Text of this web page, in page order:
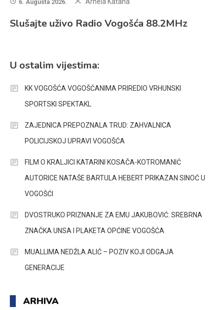
6. Augusta 2026. Arnela Katana
Slušajte uživo Radio Vogošća 88.2MHz
U ostalim vijestima:
KK VOGOŠĆA VOGOŠĆANIMA PRIREDIO VRHUNSKI
SPORTSKI SPEKTAKL
ZAJEDNICA PREPOZNALA TRUD: ZAHVALNICA
POLICIJSKOJ UPRAVI VOGOŠĆA
FILM O KRALJICI KATARINI KOSAČA-KOTROMANIĆ
AUTORICE NATAŠE BARTULA HEBERT PRIKAZAN SINOĆ U
VOGOŠĆI
DVOSTRUKO PRIZNANJE ZA EMU JAKUBOVIĆ: SREBRNA
ZNAČKA UNSA I PLAKETA OPĆINE VOGOŠĆA
MUALLIMA NEDŽLA ALIĆ – POZIV KOJI ODGAJA
GENERACIJE
ARHIVA